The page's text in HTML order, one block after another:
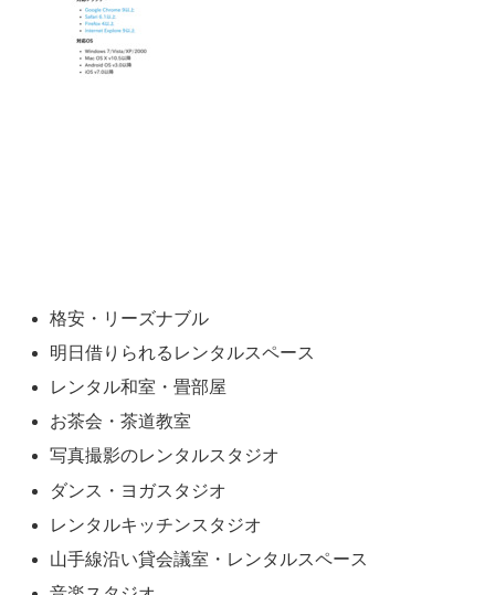
格安・リーズナブル
明日借りられるレンタルスペース
レンタル和室・畳部屋
お茶会・茶道教室
写真撮影のレンタルスタジオ
ダンス・ヨガスタジオ
レンタルキッチンスタジオ
山手線沿い貸会議室・レンタルスペース